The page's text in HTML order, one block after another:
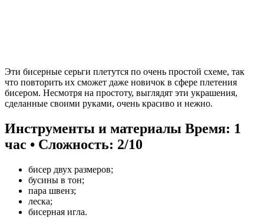
Эти бисерные серьги плетутся по очень простой схеме, так
что повторить их сможет даже новичок в сфере плетения
бисером. Несмотря на простоту, выглядят эти украшения,
сделанные своими руками, очень красиво и нежно.
Инструменты и материалы Время: 1
час • Сложность: 2/10
бисер двух размеров;
бусины в тон;
пара швенз;
леска;
бисерная игла.